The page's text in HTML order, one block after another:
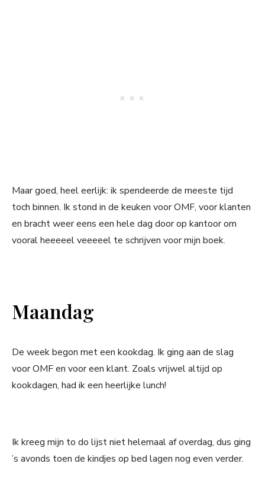
Maar goed, heel eerlijk: ik spendeerde de meeste tijd
toch binnen. Ik stond in de keuken voor OMF, voor klanten
en bracht weer eens een hele dag door op kantoor om
vooral heeeeel veeeeel te schrijven voor mijn boek.
Maandag
De week begon met een kookdag. Ik ging aan de slag
voor OMF en voor een klant. Zoals vrijwel altijd op
kookdagen, had ik een heerlijke lunch!
Ik kreeg mijn to do lijst niet helemaal af overdag, dus ging
’s avonds toen de kindjes op bed lagen nog even verder.